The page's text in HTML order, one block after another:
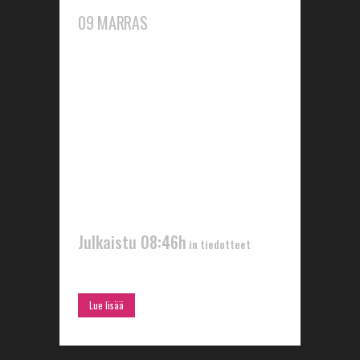
09 MARRAS
Julkaistu 08:46h in tiedotteet
Lue lisää